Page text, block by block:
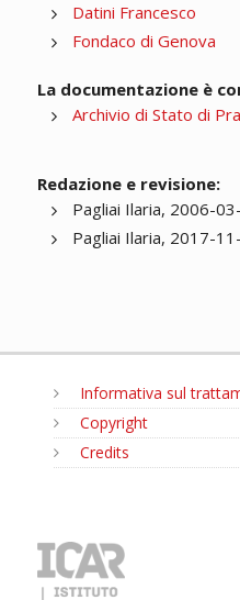
Datini Francesco
Fondaco di Genova
La documentazione è
Archivio di Stato di
Redazione e revisione:
Pagliai Ilaria, 2006-
Pagliai Ilaria, 2017-
Informativa sul
Copyright
Credits